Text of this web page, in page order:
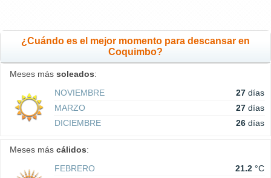
¿Cuándo es el mejor momento para descansar en
Coquimbo?
Meses más soleados:
NOVIEMBRE
27 días
MARZO
27 días
DICIEMBRE
26 días
Meses más cálidos:
FEBRERO
21.2 °C